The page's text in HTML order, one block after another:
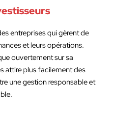
entreprises qui gèrent de
et leurs opérations.
ouvertement sur sa
attire plus facilement des
une gestion responsable et